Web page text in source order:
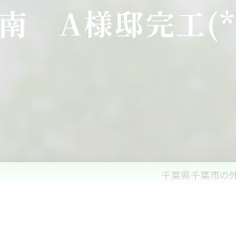
雨樋・屋根修理
A様邸完工
千葉県千葉市の